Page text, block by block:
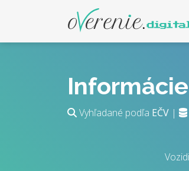
Vyhľadané podľa EČV |